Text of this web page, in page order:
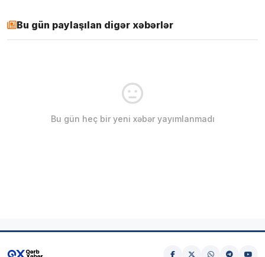
Bu gün paylaşılan digər xəbərlər
Bu gün heç bir yeni xəbər yayımlanmadı